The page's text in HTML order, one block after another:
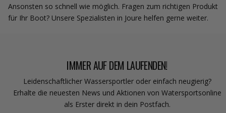
Ansonsten so schnell wie möglich. Fragen zum richtigen Produkt
für Ihr Boot? Unsere Spezialisten in Joure helfen gerne weiter.
IMMER AUF DEM LAUFENDEN!
Leidenschaftlicher Wassersportler oder einfach neugierig?
Erhalte die neuesten News und Aktionen von Watersportsonline
als Erster direkt in dein Postfach.